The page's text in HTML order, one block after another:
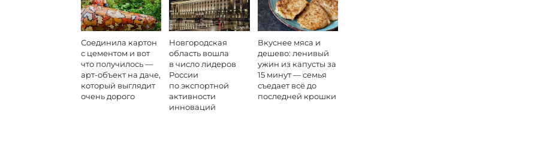
Соединила картон
с цементом и вот
что получилось —
арт-объект на даче,
который выглядит
очень дорого
Новгородская
область вошла
в число лидеров
России
по экспортной
активности
инноваций
Вкуснее мяса и
дешево: ленивый
ужин из капусты за
15 минут — семья
съедает всё до
последней крошки